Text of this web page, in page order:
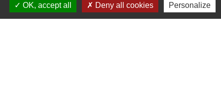
Social - Santé
OK, accept all
Deny all cookies Personalize